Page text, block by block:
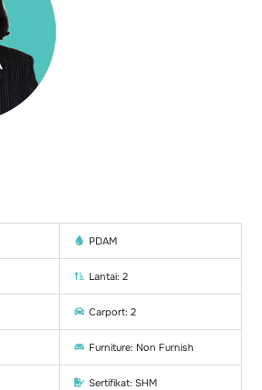
PDAM
Lantai: 2
Carport: 2
Furniture: Non Furnish
Sertifikat: SHM